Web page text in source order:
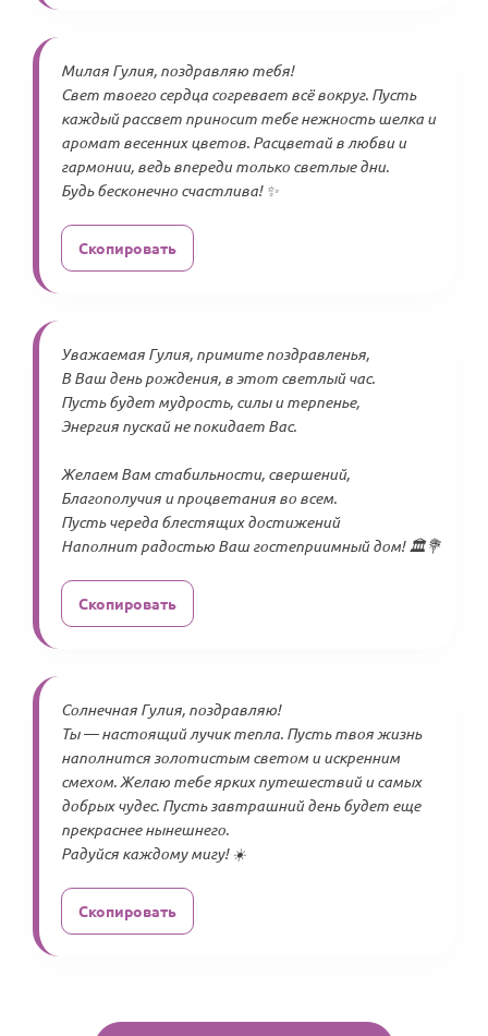
Милая Гулия, поздравляю тебя!
Свет твоего сердца согревает всё вокруг. Пусть
каждый рассвет приносит тебе нежность шелка и
аромат весенних цветов. Расцветай в любви и
гармонии, ведь впереди только светлые дни.
Будь бесконечно счастлива! ✨
Скопировать
Уважаемая Гулия, примите поздравленья,
В Ваш день рождения, в этот светлый час.
Пусть будет мудрость, силы и терпенье,
Энергия пускай не покидает Вас.
Желаем Вам стабильности, свершений,
Благополучия и процветания во всем.
Пусть череда блестящих достижений
Наполнит радостью Ваш гостеприимный дом! 🏛️💐
Скопировать
Солнечная Гулия, поздравляю!
Ты — настоящий лучик тепла. Пусть твоя жизнь
наполнится золотистым светом и искренним
смехом. Желаю тебе ярких путешествий и самых
добрых чудес. Пусть завтрашний день будет еще
прекраснее нынешнего.
Радуйся каждому мигу! ☀️
Скопировать